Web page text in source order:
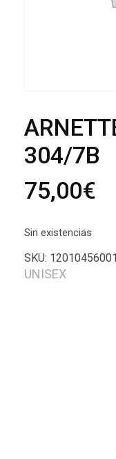
304/7B
75,00€
Sin existencias
SKU:
UNISEX